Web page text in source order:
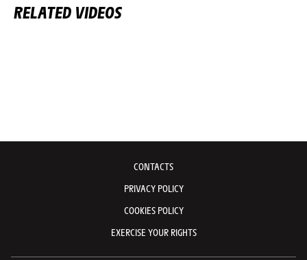
RELATED VIDEOS
CONTACTS
PRIVACY POLICY
COOKIES POLICY
EXERCISE YOUR RIGHTS